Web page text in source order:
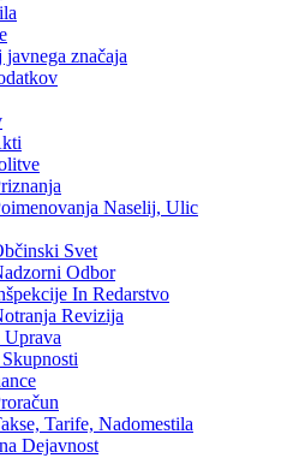
značaja
Naselij, Ulic
Svet
Odbor
In Redarstvo
Revizija
Uprava
Tarife, Nadomestila
Dejavnost